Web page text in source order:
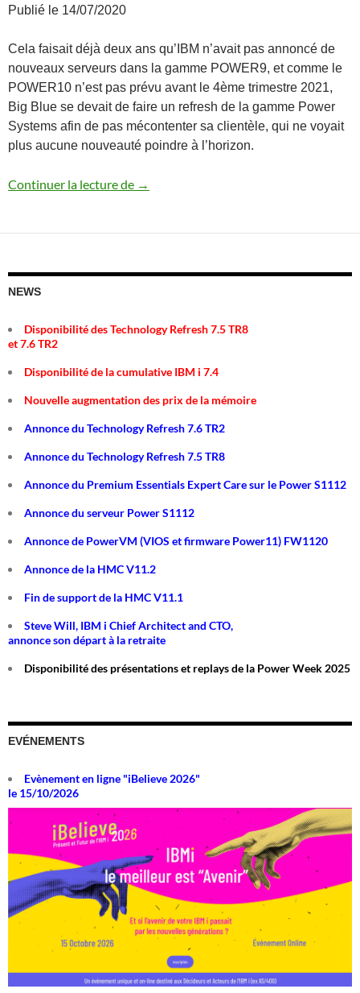
Publié le 14/07/2020
Cela faisait déjà deux ans qu’IBM n’avait pas annoncé de
nouveaux serveurs dans la gamme POWER9, et comme le
POWER10 n’est pas prévu avant le 4ème trimestre 2021,
Big Blue se devait de faire un refresh de la gamme Power
Systems afin de pas mécontenter sa clientèle, qui ne voyait
plus aucune nouveauté poindre à l’horizon.
Continuer la lecture de Annonce des nouveaux serveurs
→
NEWS
Disponibilité des Technology Refresh 7.5 TR8
et 7.6 TR2
Disponibilité de la cumulative IBM i 7.4
Nouvelle augmentation des prix de la mémoire
Annonce du Technology Refresh 7.6 TR2
Annonce du Technology Refresh 7.5 TR8
Annonce du Premium Essentials Expert Care sur le Power S1112
Annonce du serveur Power S1112
Annonce de PowerVM (VIOS et firmware Power11) FW1120
Annonce de la HMC V11.2
Fin de support de la HMC V11.1
Steve Will, IBM i Chief Architect and CTO,
annonce son départ à la retraite
Disponibilité des présentations et replays de la Power Week 2025
EVÉNEMENTS
Evènement en ligne "iBelieve 2026"
le 15/10/2026